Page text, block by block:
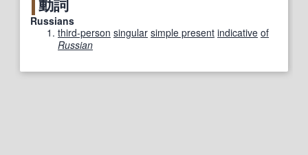
Russians
third-person singular simple present indicative of
Russian